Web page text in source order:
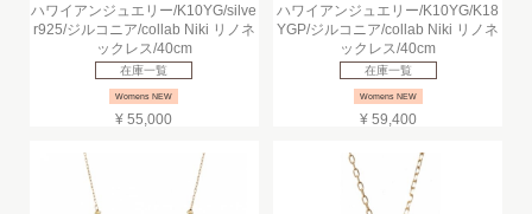
ハワイアンジュエリー/K10YG/silve
r925/ジルコニア/collab Niki リノネ
ックレス/40cm
在庫一覧
Womens NEW
¥ 55,000
ハワイアンジュエリー/K10YG/K18
YGP/ジルコニア/collab Niki リノネ
ックレス/40cm
在庫一覧
Womens NEW
¥ 59,400